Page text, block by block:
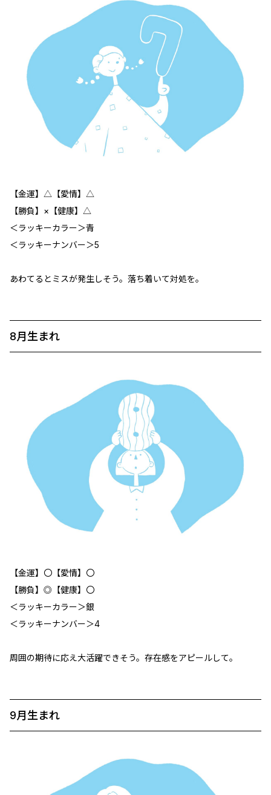
【金運】△【愛情】△
【勝負】×【健康】△
＜ラッキーカラー＞青
＜ラッキーナンバー＞5
あわてるとミスが発生しそう。落ち着いて対処を。
8月生まれ
【金運】〇【愛情】〇
【勝負】◎【健康】〇
＜ラッキーカラー＞銀
＜ラッキーナンバー＞4
周囲の期待に応え大活躍できそう。存在感をアピールして。
9月生まれ